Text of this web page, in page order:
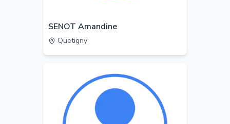
SENOT Amandine
Quetigny